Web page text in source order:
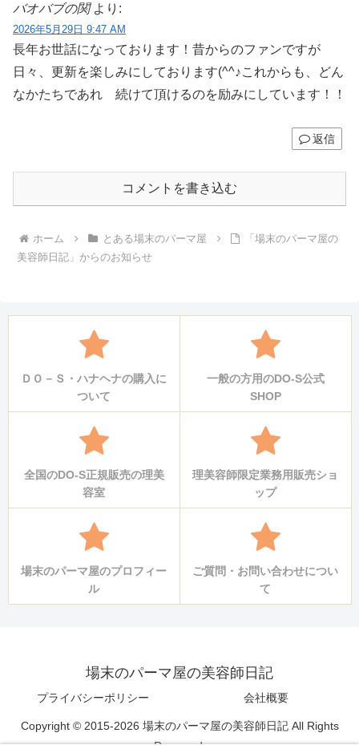
バオバブの関 より:
2026年5月29日 9:47 AM
長年お世話になっております！昔からのファンですが
日々、更新を楽しみにしております(^^♪これからも、どん
なかたちであれ 続けて頂けるのを励みにしています！！
返信
コメントを書き込む
ホーム とある場末のパーマ屋
「場末のパーマ屋の
美容師日記」からのお知らせ
ＤＯ－Ｓ・ハナヘナの購入に
ついて
一般の方用のDO-S公式
SHOP
全国のDO-S正規販売の理美
容室
理美容師限定業務用販売ショ
ップ
場末のパーマ屋のプロフィー
ル
ご質問・お問い合わせについ
て
場末のパーマ屋の美容師日記
プライバシーポリシー 会社概要
Copyright © 2015-2026 場末のパーマ屋の美容師日記 All Rights